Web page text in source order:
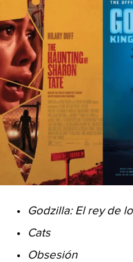
Godzilla: El rey de
Cats
Obsesión